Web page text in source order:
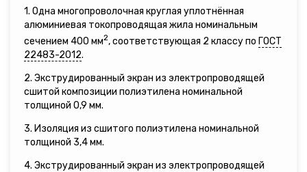
1. Одна многопроволочная круглая уплотнённая
алюминиевая токопроводящая жила номинальным
сечением 400 мм2, соответствующая 2 классу по ГОСТ
22483-2012.
2. Экструдированный экран из электропроводящей
сшитой композиции полиэтилена номинальной
толщиной 0,9 мм.
3. Изоляция из сшитого полиэтилена номинальной
толщиной 3,4 мм.
4. Экструдированный экран из электропроводящей